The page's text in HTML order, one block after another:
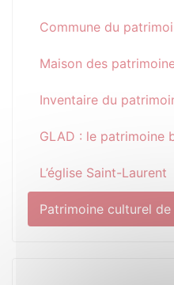
Commune du
Maison des
Inventaire du
GLAD : le patrimoine
L’église Saint-Laurent
Patrimoine culturel